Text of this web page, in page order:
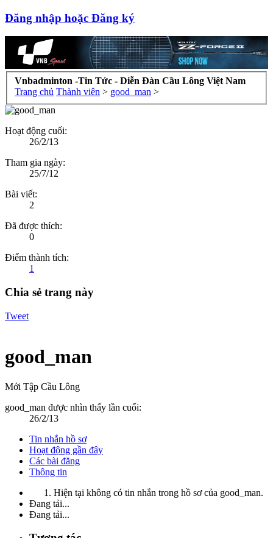
Đăng nhập hoặc Đăng ký
Vnbadminton -Tin Tức - Diễn Đàn Cầu Lông Việt Nam
Trang chủ Thành viên > good_man >
Hoạt động cuối:
26/2/13
Tham gia ngày:
25/7/12
Bài viết:
2
Đã được thích:
0
Điểm thành tích:
1
Chia sẻ trang này
Tweet
good_man
Mới Tập Cầu Lông
good_man được nhìn thấy lần cuối:
26/2/13
Tin nhắn hồ sơ
Hoạt động gần đây
Các bài đăng
Thông tin
Hiện tại không có tin nhắn trong hồ sơ của good_man.
Đang tải...
Đang tải...